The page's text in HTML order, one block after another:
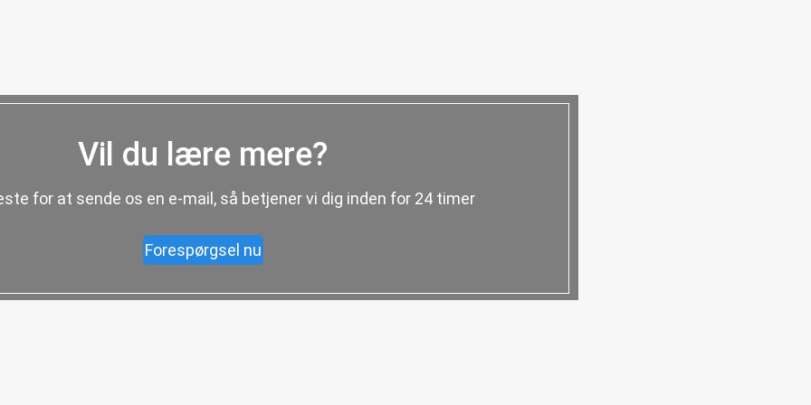
Vil du lære mere?
for at sende os en e-mail, så betjener vi dig inden for 24 timer
Forespørgsel nu